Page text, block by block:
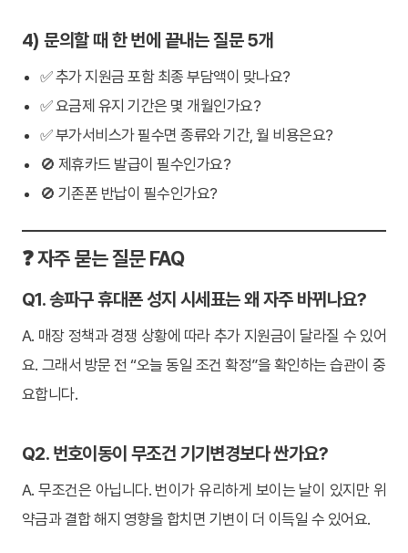
4) 문의할 때 한 번에 끝내는 질문 5개
✅ 추가 지원금 포함 최종 부담액이 맞나요?
✅ 요금제 유지 기간은 몇 개월인가요?
✅ 부가서비스가 필수면 종류와 기간, 월 비용은요?
🚫 제휴카드 발급이 필수인가요?
🚫 기존폰 반납이 필수인가요?
❓ 자주 묻는 질문 FAQ
Q1. 송파구 휴대폰 성지 시세표는 왜 자주 바뀌나요?
A. 매장 정책과 경쟁 상황에 따라 추가 지원금이 달라질 수 있어
요. 그래서 방문 전 “오늘 동일 조건 확정”을 확인하는 습관이 중
요합니다.
Q2. 번호이동이 무조건 기기변경보다 싼가요?
A. 무조건은 아닙니다. 번이가 유리하게 보이는 날이 있지만 위
약금과 결합 해지 영향을 합치면 기변이 더 이득일 수 있어요.